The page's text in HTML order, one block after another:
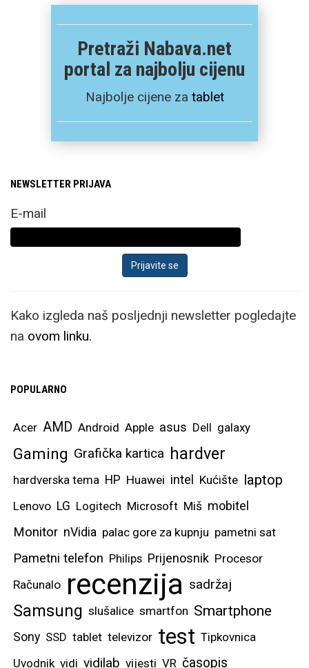
Pretraži Nabava.net
portal za najbolju cijenu
Najbolje cijene za tablet
NEWSLETTER PRIJAVA
E-mail
Kako izgleda naš posljednji newsletter pogledajte
na ovom linku.
POPULARNO
Acer AMD Android Apple asus Dell galaxy
Gaming Grafička kartica hardver
hardverska tema HP Huawei intel Kućište laptop
Lenovo LG Logitech Microsoft Miš mobitel
Monitor nVidia palac gore za kupnju pametni sat
Pametni telefon Philips Prijenosnik Procesor
Računalo recenzija sadržaj
Samsung slušalice smartfon Smartphone
Sony SSD tablet televizor test Tipkovnica
Uvodnik vidi vidilab vijesti VR časopis